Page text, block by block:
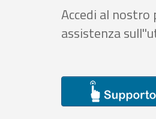
Accedi al
assistenza